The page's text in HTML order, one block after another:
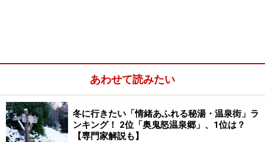
あわせて読みたい
冬に行きたい「情緒あふれる秘湯・温泉街」ラ
ンキング！ 2位「奥鬼怒温泉郷」、1位は？
【専門家解説も】